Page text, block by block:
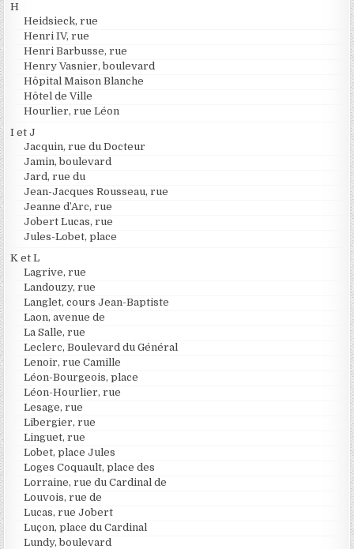
H
Heidsieck, rue
Henri IV, rue
Henri Barbusse, rue
Henry Vasnier, boulevard
Hôpital Maison Blanche
Hôtel de Ville
Hourlier, rue Léon
I et J
Jacquin, rue du Docteur
Jamin, boulevard
Jard, rue du
Jean-Jacques Rousseau, rue
Jeanne d’Arc, rue
Jobert Lucas, rue
Jules-Lobet, place
K et L
Lagrive, rue
Landouzy, rue
Langlet, cours Jean-Baptiste
Laon, avenue de
La Salle, rue
Leclerc, Boulevard du Général
Lenoir, rue Camille
Léon-Bourgeois, place
Léon-Hourlier, rue
Lesage, rue
Libergier, rue
Linguet, rue
Lobet, place Jules
Loges Coquault, place des
Lorraine, rue du Cardinal de
Louvois, rue de
Lucas, rue Jobert
Luçon, place du Cardinal
Lundy, boulevard